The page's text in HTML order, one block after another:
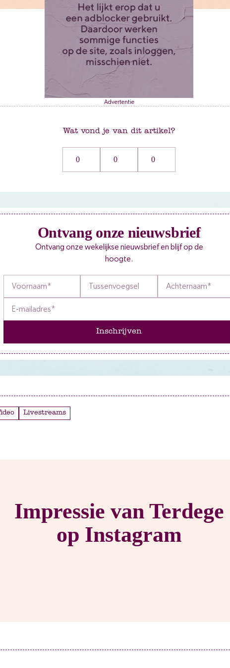
Advertentie
Wat vond je van dit artikel?
0 0 0
Ontvang onze nieuwsbrief
Ontvang onze wekelijkse nieuwsbrief en blijf op de
hoogte.
Inschrijven
Video Livestreams
Impressie van Terdege
op Instagram